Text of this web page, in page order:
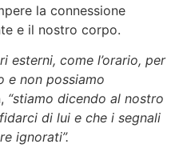
la connessione
e il nostro corpo.
esterni, come l’orario, per
e non possiamo
“stiamo dicendo al nostro
di lui e che i segnali
ignorati”.